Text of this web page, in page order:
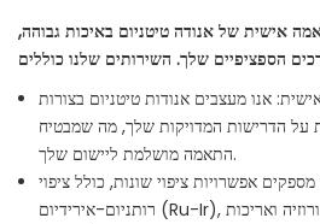
אישית של אנודה טיטניום באיכות גבוהה,
אנו מעצבים אנודות טיטניום בצורות
על הדרישות המדויקות שלך, מה שמבטיח
התאמה מושלמת ליישום שלך.
מספקים אפשרויות ציפוי שונות, כולל ציפוי
רותניום-אירידיום (Ru-Ir), כדי לשפר את עמידות הקורוזיה ואריכות